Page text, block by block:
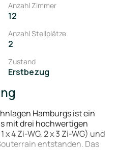
Anzahl Zimmer
12
Anzahl Stellplätze
2
Zustand
Erstbezug
Hamburgs ist ein
mit drei hochwertigen
x 4 Zi-WG, 2 x 3 Zi-WG) und
entstanden. Das